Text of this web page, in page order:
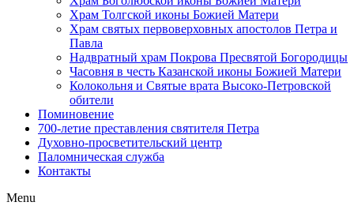
Храм Толгской иконы Божией Матери
Храм святых первоверховных апостолов Петра и
Павла
Надвратный храм Покрова Пресвятой Богородицы
Часовня в честь Казанской иконы Божией Матери
Колокольня и Святые врата Высоко-Петровской
обители
Поминовение
700-летие преставления святителя Петра
Духовно-просветительский центр
Паломническая служба
Контакты
Menu